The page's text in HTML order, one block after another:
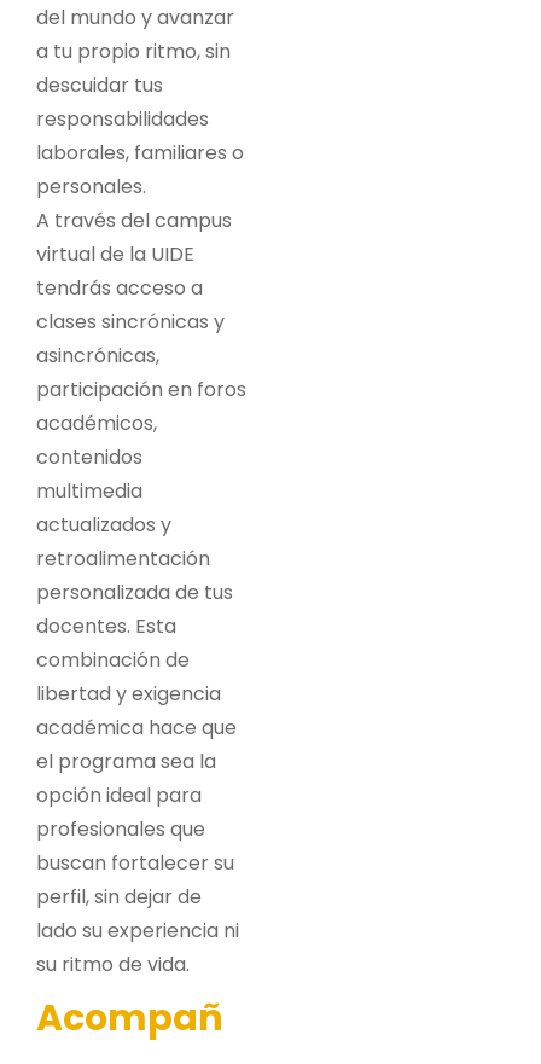
del mundo y avanzar
a tu propio ritmo, sin
descuidar tus
responsabilidades
laborales, familiares o
personales.
A través del campus
virtual de la UIDE
tendrás acceso a
clases sincrónicas y
asincrónicas,
participación en foros
académicos,
contenidos
multimedia
actualizados y
retroalimentación
personalizada de tus
docentes. Esta
combinación de
libertad y exigencia
académica hace que
el programa sea la
opción ideal para
profesionales que
buscan fortalecer su
perfil, sin dejar de
lado su experiencia ni
su ritmo de vida.
Acompañ